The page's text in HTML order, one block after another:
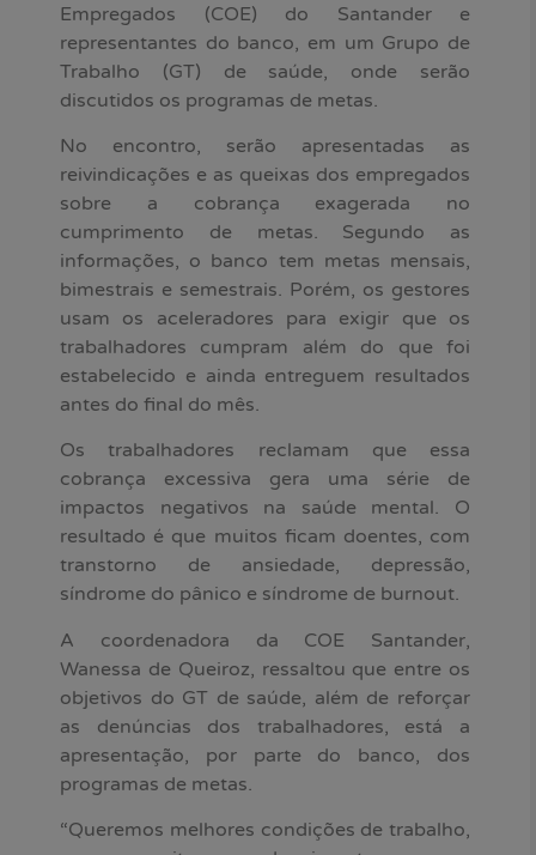
Empregados (COE) do Santander e
representantes do banco, em um Grupo de
Trabalho (GT) de saúde, onde serão
discutidos os programas de metas.
No encontro, serão apresentadas as
reivindicações e as queixas dos empregados
sobre a cobrança exagerada no
cumprimento de metas. Segundo as
informações, o banco tem metas mensais,
bimestrais e semestrais. Porém, os gestores
usam os aceleradores para exigir que os
trabalhadores cumpram além do que foi
estabelecido e ainda entreguem resultados
antes do final do mês.
Os trabalhadores reclamam que essa
cobrança excessiva gera uma série de
impactos negativos na saúde mental. O
resultado é que muitos ficam doentes, com
transtorno de ansiedade, depressão,
síndrome do pânico e síndrome de burnout.
A coordenadora da COE Santander,
Wanessa de Queiroz, ressaltou que entre os
objetivos do GT de saúde, além de reforçar
as denúncias dos trabalhadores, está a
apresentação, por parte do banco, dos
programas de metas.
“Queremos melhores condições de trabalho,